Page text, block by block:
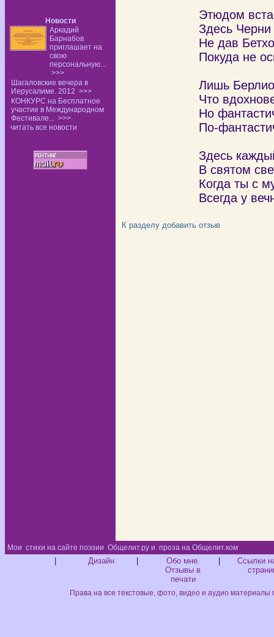
Новости
Аркадий
Барнабов
приглашает на
свою
персональную...
>>>
Шагаловские вечера в
Иерусалиме. 2012 >>>
КОНКУРС на Бесплатное
участие в Международном
Фестивале... >>>
читать все новости
Этюдом
Здесь Черни
Не дав
Покуда не
Лишь
Что
Но
По-
Здесь
В святом
Когда ты с
Всегда у
К разделу добавить отзыв
Мои стихи на сайте поэзии Общелит.ру и проза на Общелит.ком
Дизайн
Обо мне.
Отзывы в
печати
Ссылки
Права на все текстовые, фото, видео и аудио